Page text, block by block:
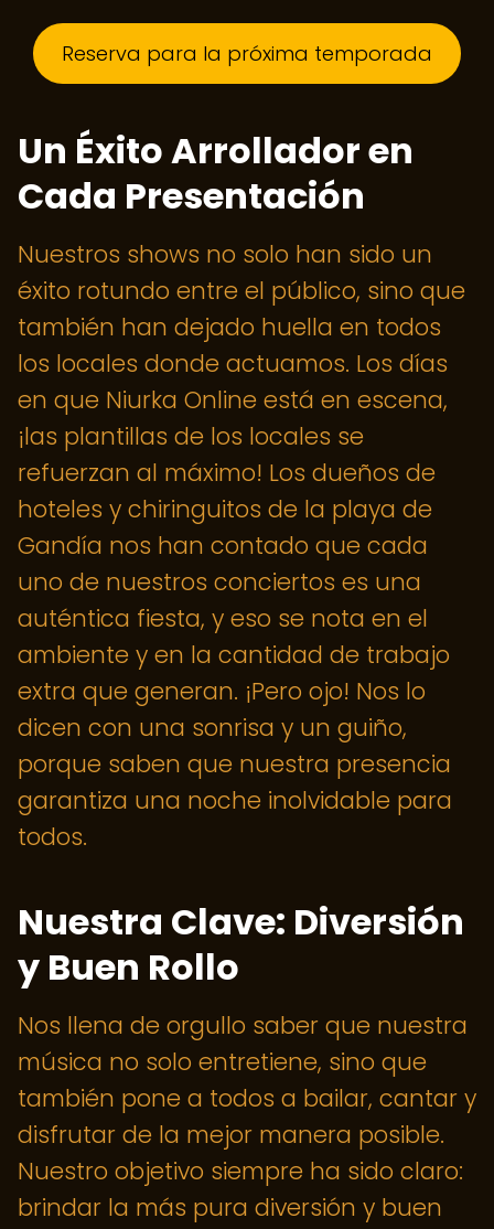
Reserva para la próxima temporada
Un Éxito Arrollador en
Cada Presentación
Nuestros shows no solo han sido un
éxito rotundo entre el público, sino que
también han dejado huella en todos
los locales donde actuamos. Los días
en que Niurka Online está en escena,
¡las plantillas de los locales se
refuerzan al máximo! Los dueños de
hoteles y chiringuitos de la playa de
Gandía nos han contado que cada
uno de nuestros conciertos es una
auténtica fiesta, y eso se nota en el
ambiente y en la cantidad de trabajo
extra que generan. ¡Pero ojo! Nos lo
dicen con una sonrisa y un guiño,
porque saben que nuestra presencia
garantiza una noche inolvidable para
todos.
Nuestra Clave: Diversión
y Buen Rollo
Nos llena de orgullo saber que nuestra
música no solo entretiene, sino que
también pone a todos a bailar, cantar y
disfrutar de la mejor manera posible.
Nuestro objetivo siempre ha sido claro:
brindar la más pura diversión y buen